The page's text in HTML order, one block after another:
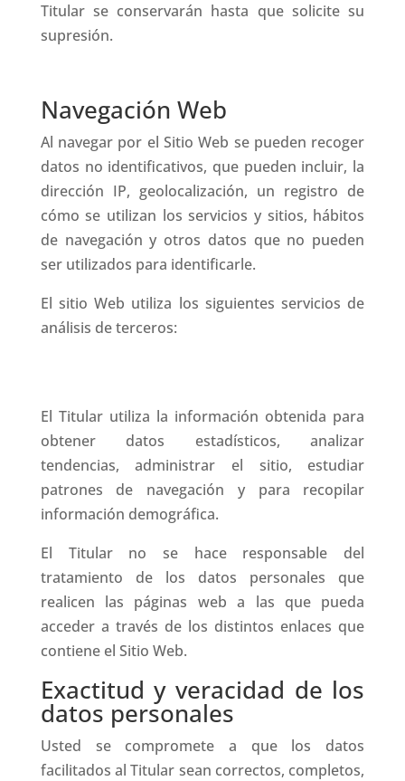
Titular se conservarán hasta que solicite su
supresión.
Navegación Web
Al navegar por el Sitio Web se pueden recoger
datos no identificativos, que pueden incluir, la
dirección IP, geolocalización, un registro de
cómo se utilizan los servicios y sitios, hábitos
de navegación y otros datos que no pueden
ser utilizados para identificarle.
El sitio Web utiliza los siguientes servicios de
análisis de terceros:
El Titular utiliza la información obtenida para
obtener datos estadísticos, analizar
tendencias, administrar el sitio, estudiar
patrones de navegación y para recopilar
información demográfica.
El Titular no se hace responsable del
tratamiento de los datos personales que
realicen las páginas web a las que pueda
acceder a través de los distintos enlaces que
contiene el Sitio Web.
Exactitud y veracidad de los
datos personales
Usted se compromete a que los datos
facilitados al Titular sean correctos, completos,